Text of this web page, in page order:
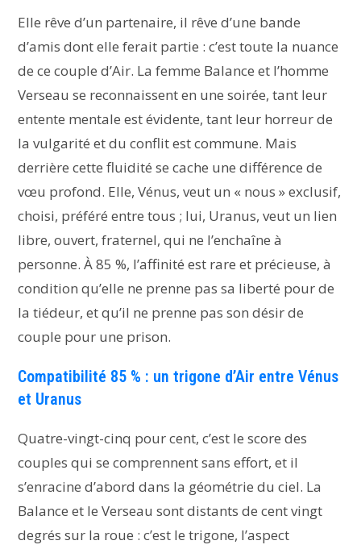
Elle rêve d’un partenaire, il rêve d’une bande
d’amis dont elle ferait partie : c’est toute la nuance
de ce couple d’Air. La femme Balance et l’homme
Verseau se reconnaissent en une soirée, tant leur
entente mentale est évidente, tant leur horreur de
la vulgarité et du conflit est commune. Mais
derrière cette fluidité se cache une différence de
vœu profond. Elle, Vénus, veut un « nous » exclusif,
choisi, préféré entre tous ; lui, Uranus, veut un lien
libre, ouvert, fraternel, qui ne l’enchaîne à
personne. À 85 %, l’affinité est rare et précieuse, à
condition qu’elle ne prenne pas sa liberté pour de
la tiédeur, et qu’il ne prenne pas son désir de
couple pour une prison.
Compatibilité 85 % : un trigone d’Air entre Vénus
et Uranus
Quatre-vingt-cinq pour cent, c’est le score des
couples qui se comprennent sans effort, et il
s’enracine d’abord dans la géométrie du ciel. La
Balance et le Verseau sont distants de cent vingt
degrés sur la roue : c’est le trigone, l’aspect